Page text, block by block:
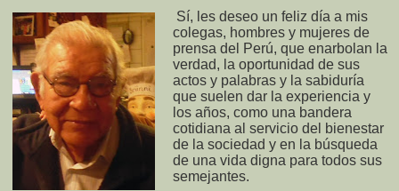
Sí, les deseo un feliz día a mis
colegas, hombres y mujeres de
prensa del Perú, que enarbolan la
verdad, la oportunidad de sus
actos y palabras y la sabiduría
que suelen dar la experiencia y
los años, como una bandera
cotidiana al servicio del bienestar
de la sociedad y en la búsqueda
de una vida digna para todos sus
semejantes.